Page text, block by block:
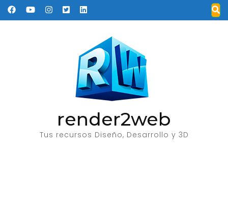
Saltar
al
render2web
Tus recursos Diseño, Desarrollo y 3D